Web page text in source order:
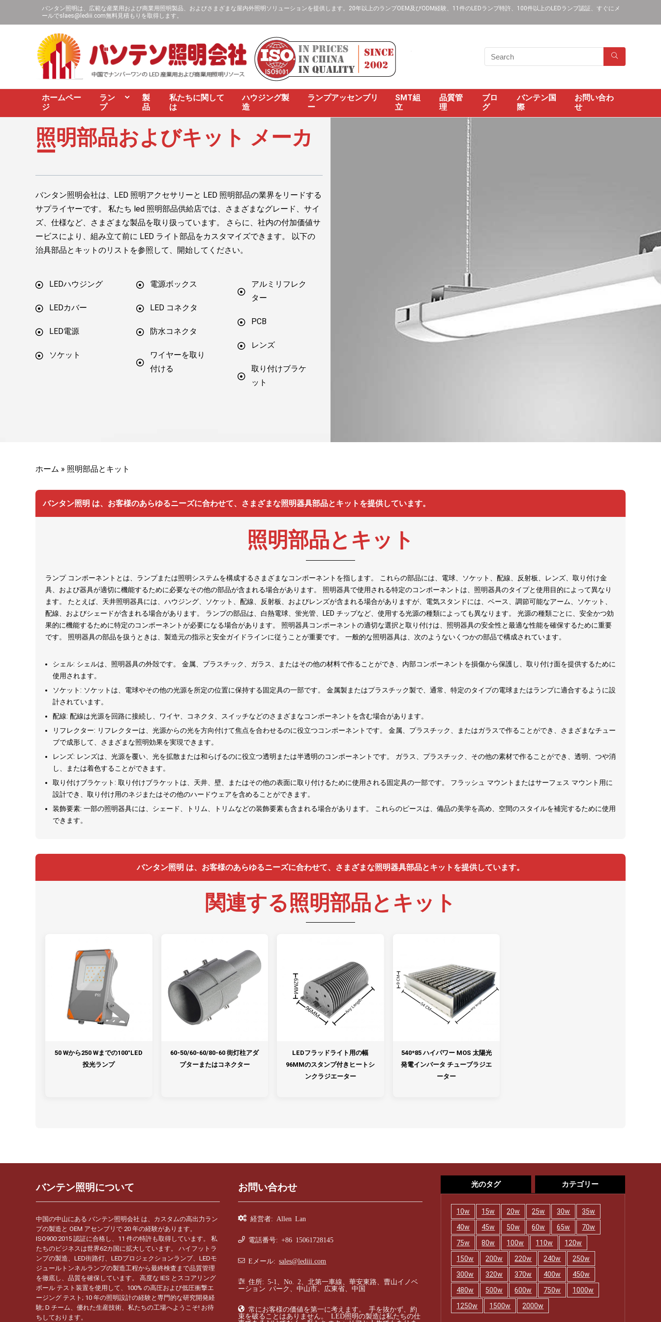
バンタン照明は、広範な産業用および商業用照明製品、およびさまざまな屋内外照明ソリューションを提供します。20年以上のランプOEM及びODM経験、11件のLEDランプ特許、100件以上のLEDランプ認証、すぐにメ
ールでslaes@lediii.com無料見積もりを取得します。
ホームペー
ジ
ラン
プ
製
品
私たちに関して
は
ハウジング製
造
ランプアッセンブリ
ー
SMT組
立
品質管
理
ブロ
グ
バンテン国
際
お問い合わ
せ
照明部品およびキット メーカ
ー
バンタン照明会社は、LED 照明アクセサリーと LED 照明部品の業界をリードする
サプライヤーです。 私たち led 照明部品供給店では、さまざまなグレード、サイ
ズ、仕様など、さまざまな製品を取り扱っています。 さらに、社内の付加価値サ
ービスにより、組み立て前に LED ライト部品をカスタマイズできます。 以下の
治具部品とキットのリストを参照して、開始してください。
LEDハウジング
LEDカバー
LED電源
ソケット
電源ボックス
LED コネクタ
防水コネクタ
ワイヤーを取り
付ける
アルミリフレク
ター
PCB
レンズ
取り付けブラケ
ット
ホーム » 照明部品とキット
バンタン照明 は、お客様のあらゆるニーズに合わせて、さまざまな照明器具部品とキットを提供しています。
照明部品とキット
ランプ コンポーネントとは、ランプまたは照明システムを構成するさまざまなコンポーネントを指します。 これらの部品には、電球、ソケット、配線、反射板、レンズ、取り付け金
具、および器具が適切に機能するために必要なその他の部品が含まれる場合があります。 照明器具で使用される特定のコンポーネントは、照明器具のタイプと使用目的によって異なり
ます。 たとえば、天井照明器具には、ハウジング、ソケット、配線、反射板、およびレンズが含まれる場合がありますが、電気スタンドには、ベース、調節可能なアーム、ソケット、
配線、およびシェードが含まれる場合があります。 ランプの部品は、白熱電球、蛍光管、LED チップなど、使用する光源の種類によっても異なります。 光源の種類ごとに、安全かつ効
果的に機能するために特定のコンポーネントが必要になる場合があります。 照明器具コンポーネントの適切な選択と取り付けは、照明器具の安全性と最適な性能を確保するために重要
です。 照明器具の部品を扱うときは、製造元の指示と安全ガイドラインに従うことが重要です。 一般的な照明器具は、次のようないくつかの部品で構成されています。
シェル: シェルは、照明器具の外殻です。 金属、プラスチック、ガラス、またはその他の材料で作ることができ、内部コンポーネントを損傷から保護し、取り付け面を提供するために
使用されます。
ソケット: ソケットは、電球やその他の光源を所定の位置に保持する固定具の一部です。 金属製またはプラスチック製で、通常、特定のタイプの電球またはランプに適合するように設
計されています。
配線: 配線は光源を回路に接続し、ワイヤ、コネクタ、スイッチなどのさまざまなコンポーネントを含む場合があります。
リフレクター: リフレクターは、光源からの光を方向付けて焦点を合わせるのに役立つコンポーネントです。 金属、プラスチック、またはガラスで作ることができ、さまざまなチュー
ブで成形して、さまざまな照明効果を実現できます。
レンズ: レンズは、光源を覆い、光を拡散または和らげるのに役立つ透明または半透明のコンポーネントです。 ガラス、プラスチック、その他の素材で作ることができ、透明、つや消
し、または着色することができます。
取り付けブラケット: 取り付けブラケットは、天井、壁、またはその他の表面に取り付けるために使用される固定具の一部です。 フラッシュ マウントまたはサーフェス マウント用に
設計でき、取り付け用のネジまたはその他のハードウェアを含めることができます。
装飾要素: 一部の照明器具には、シェード、トリム、トリムなどの装飾要素も含まれる場合があります。 これらのピースは、備品の美学を高め、空間のスタイルを補完するために使用
できます。
バンタン照明 は、お客様のあらゆるニーズに合わせて、さまざまな照明器具部品とキットを提供しています。
関連する照明部品とキット
50 Wから250 Wまでの100°LED
投光ランプ
60-50/60-60/80-60 街灯柱アダ
プターまたはコネクター
LEDフラッドライト用の幅
96MMのスタンプ付きヒートシ
ンクラジエーター
540*85 ハイパワー MOS 太陽光
発電インバータ チューブラジエ
ーター
バンテン照明について
中国の中山にある バンテン照明会社 は、カスタムの高出力ラン
プの製造と OEM アセンブリで 20 年の経験があります。
ISO900:2015 認証に合格し、11 件の特許も取得しています。 私
たちのビジネスは世界62カ国に拡大しています。 ハイフットラ
ンプの製造、LED街路灯、LEDプロジェクションランプ、LEDモ
ジュールトンネルランプの製造工程から最終検査まで品質管理
を徹底し、品質を確保しています。 高度な IES とスコアリング
ボール テスト装置を使用して、100% の高圧および低圧衝撃エ
ージング テスト; 10 年の照明設計の経験と専門的な研究開発経
験; D チーム、優れた生産技術、私たちの工場へようこそ! お待
ちしております。
お問い合わせ
経営者: Allen Lan
電話番号: +86 15061728145
Eメール:sales@lediii.com
住所: 5-1、No. 2、北第一車線、華安東路、曹山イノベ
ーション パーク、中山市、広東省、中国
常にお客様の価値を第一に考えます。 手を抜かず、約
束を破ることはありません。 LED照明の製造は私たちの仕
光のタグ カテゴリー
10w 15w 20w 25w 30w
35w
40w
45w 50w 60w 65w
70w
75w
80w 100w 110w
120w
150w
200w 220w 240w
250w
300w
320w 370w 400w
450w
480w
500w 600w 750w
1000w
1250w
1500w 2000w